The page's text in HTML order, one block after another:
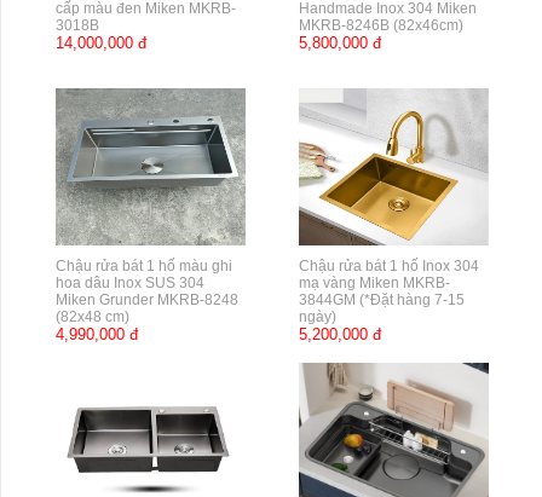
cấp màu đen Miken MKRB-
3018B
14,000,000 đ
Handmade Inox 304 Miken
MKRB-8246B (82x46cm)
5,800,000 đ
Chậu rửa bát 1 hố màu ghi
hoa dâu Inox SUS 304
Miken Grunder MKRB-8248
(82x48 cm)
4,990,000 đ
Chậu rửa bát 1 hố Inox 304
mạ vàng Miken MKRB-
3844GM (*Đặt hàng 7-15
ngày)
5,200,000 đ